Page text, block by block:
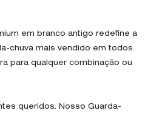
em branco antigo redefine a
chuva mais vendido em todos
para qualquer combinação ou
queridos. Nosso Guarda-